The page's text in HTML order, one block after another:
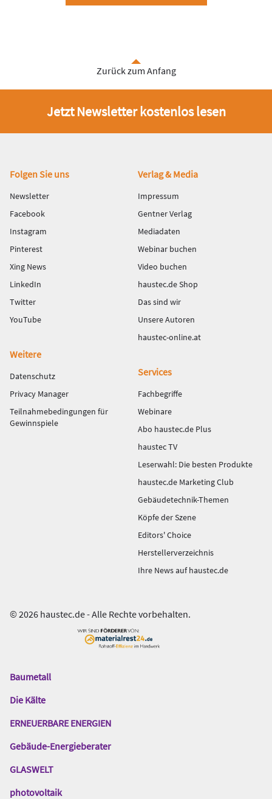
Zurück zum Anfang
Jetzt Newsletter kostenlos lesen
Fußbereich
Folgen Sie uns
Newsletter
Facebook
Instagram
Pinterest
Xing News
LinkedIn
Twitter
YouTube
Verlag & Media
Impressum
Gentner Verlag
Mediadaten
Webinar buchen
Video buchen
haustec.de Shop
Das sind wir
Unsere Autoren
haustec-online.at
Weitere
Datenschutz
Privacy Manager
Teilnahmebedingungen für
Gewinnspiele
Services
Fachbegriffe
Webinare
Abo haustec.de Plus
haustec TV
Leserwahl: Die besten Produkte
haustec.de Marketing Club
Gebäudetechnik-Themen
Köpfe der Szene
Editors' Choice
Herstellerverzeichnis
Ihre News auf haustec.de
© 2026 haustec.de - Alle Rechte vorbehalten.
Das
Gentner
Baumetall
Die Kälte
ERNEUERBARE ENERGIEN
Gebäude-Energieberater
GLASWELT
photovoltaik